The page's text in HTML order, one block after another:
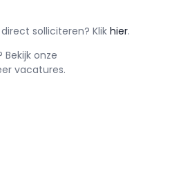
irect solliciteren? Klik hier.
onze
vacatures.